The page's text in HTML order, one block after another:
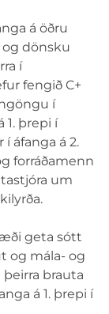
á öðru
dönsku
í
fengið C+
í
1. þrepi í
áfanga á 2.
forráðamenn
um
geta sótt
og mála- og
brauta
á 1. þrepi í